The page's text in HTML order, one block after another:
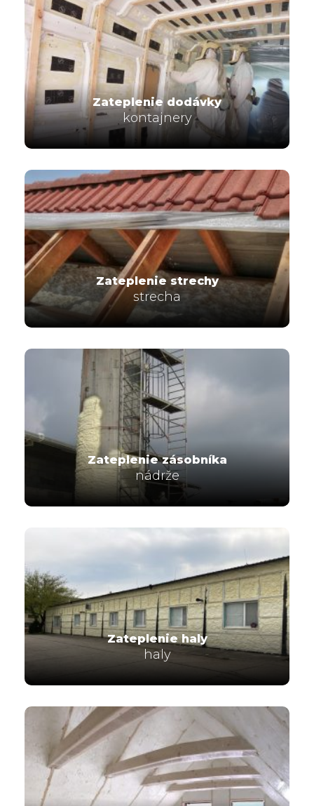
Zateplenie dodávky
kontajnery
Zateplenie strechy
strecha
Zateplenie zásobníka
nádrže
Zateplenie haly
haly